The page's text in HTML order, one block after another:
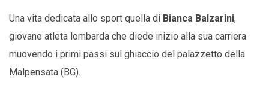
Una vita dedicata allo sport quella di Bianca Balzarini,
giovane atleta lombarda che diede inizio alla sua carriera
muovendo i primi passi sul ghiaccio del palazzetto della
Malpensata (BG).